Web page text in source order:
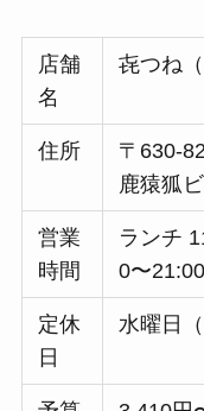
店舗
名
㐂つね
住所
〒630-
鹿猿狐
営業
時間
ランチ
0〜21:00
定休
日
水曜日